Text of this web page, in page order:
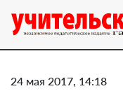
24 мая 2017, 14:18